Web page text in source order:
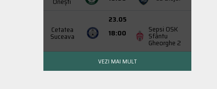
Cetatea
Suceava
23.05
18:00
Sepsi OSK
Sfântu
Gheorghe 2
VEZI MAI MULT